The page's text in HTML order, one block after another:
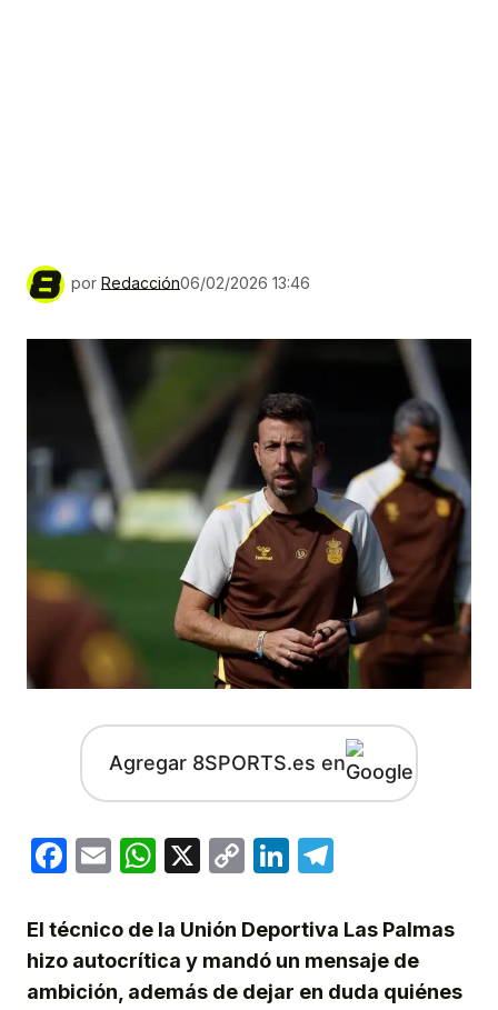
por Redacción06/02/2026 13:46
Agregar 8SPORTS.es en
Facebook
EmailWhatsApp
X
CopyLinkedIn
El técnico de la Unión Deportiva Las Palmas
hizo autocrítica y mandó un mensaje de
ambición, además de dejar en duda quiénes